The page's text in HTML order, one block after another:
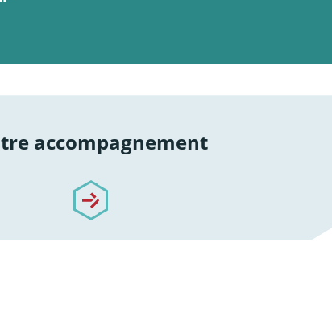
accompagnement
/notre-accompagnement